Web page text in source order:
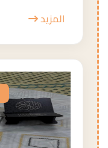
المزيد